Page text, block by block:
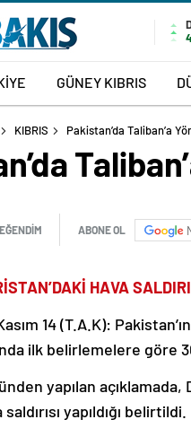
GÜNEY KIBRIS
KIBRIS Pakistan’da Taliban’a
ABONE OL
HAVA
14 (T.A.K):
ilk belirlemelere
yapılan
yapıldığı belirtildi.